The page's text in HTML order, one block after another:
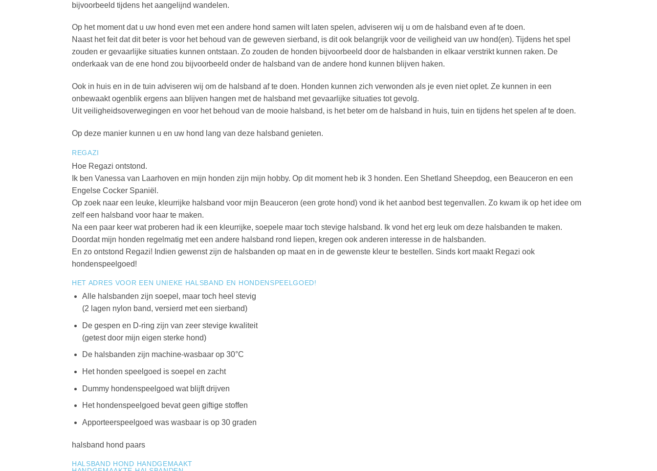
bijvoorbeeld tijdens het aangelijnd wandelen.
Op het moment dat u uw hond even met een andere hond samen wilt laten spelen, adviseren wij u om de halsband even af te doen.
Naast het feit dat dit beter is voor het behoud van de geweven sierband, is dit ook belangrijk voor de veiligheid van uw hond(en). Tijdens het spel
zouden er gevaarlijke situaties kunnen ontstaan. Zo zouden de honden bijvoorbeeld door de halsbanden in elkaar verstrikt kunnen raken. De
onderkaak van de ene hond zou bijvoorbeeld onder de halsband van de andere hond kunnen blijven haken.
Ook in huis en in de tuin adviseren wij om de halsband af te doen. Honden kunnen zich verwonden als je even niet oplet. Ze kunnen in een
onbewaakt ogenblik ergens aan blijven hangen met de halsband met gevaarlijke situaties tot gevolg.
Uit veiligheidsoverwegingen en voor het behoud van de mooie halsband, is het beter om de halsband in huis, tuin en tijdens het spelen af te doen.
Op deze manier kunnen u en uw hond lang van deze halsband genieten.
REGAZI
Hoe Regazi ontstond.
Ik ben Vanessa van Laarhoven en mijn honden zijn mijn hobby. Op dit moment heb ik 3 honden. Een Shetland Sheepdog, een Beauceron en een
Engelse Cocker Spaniël.
Op zoek naar een leuke, kleurrijke halsband voor mijn Beauceron (een grote hond) vond ik het aanbod best tegenvallen. Zo kwam ik op het idee om
zelf een halsband voor haar te maken.
Na een paar keer wat proberen had ik een kleurrijke, soepele maar toch stevige halsband. Ik vond het erg leuk om deze halsbanden te maken.
Doordat mijn honden regelmatig met een andere halsband rond liepen, kregen ook anderen interesse in de halsbanden.
En zo ontstond Regazi! Indien gewenst zijn de halsbanden op maat en in de gewenste kleur te bestellen. Sinds kort maakt Regazi ook
hondenspeelgoed!
HET ADRES VOOR EEN UNIEKE HALSBAND EN HONDENSPEELGOED!
Alle halsbanden zijn soepel, maar toch heel stevig
(2 lagen nylon band, versierd met een sierband)
De gespen en D-ring zijn van zeer stevige kwaliteit
(getest door mijn eigen sterke hond)
De halsbanden zijn machine-wasbaar op 30°C
Het honden speelgoed is soepel en zacht
Dummy hondenspeelgoed wat blijft drijven
Het hondenspeelgoed bevat geen giftige stoffen
Apporteerspeelgoed was wasbaar is op 30 graden
halsband hond paars
HALSBAND HOND HANDGEMAAKT